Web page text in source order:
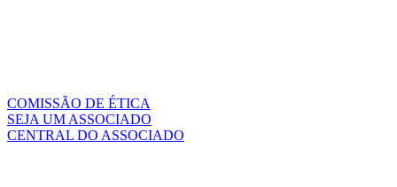
COMISSÃO DE ÉTICA
SEJA UM ASSOCIADO
CENTRAL DO ASSOCIADO